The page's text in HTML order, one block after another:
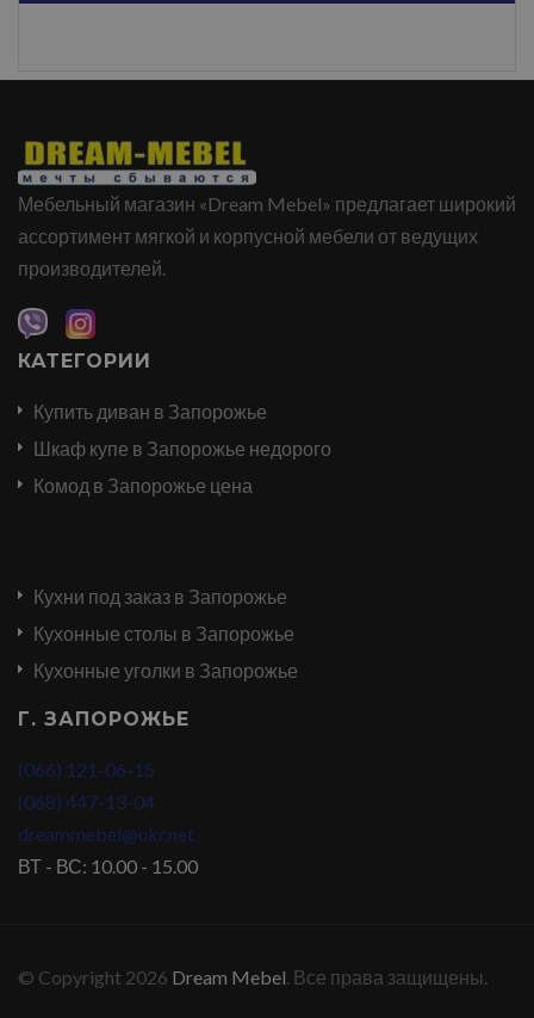
Мебельный магазин «Dream Mebel» предлагает широкий
ассортимент мягкой и корпусной мебели от ведущих
производителей.
КАТЕГОРИИ
Купить диван в Запорожье
Шкаф купе в Запорожье недорого
Комод в Запорожье цена
Кухни под заказ в Запорожье
Кухонные столы в Запорожье
Кухонные уголки в Запорожье
Г. ЗАПОРОЖЬЕ
(066) 121-06-15
(068) 447-13-04
dreammebel@ukr.net
ВТ - ВС: 10.00 - 15.00
© Copyright 2026 Dream Mebel. Все права защищены.